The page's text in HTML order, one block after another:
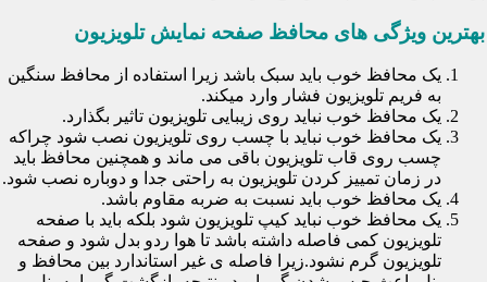
بهترین ویژگی های محافظ صفحه نمایش تلویزیون
یک محافظ خوب باید سبک باشد زیرا استفاده از محافظ سنگین
به فریم تلویزیون فشار وارد میکند.
یک محافظ خوب نباید روی زیبایی تلویزیون تاثیر بگذارد.
یک محافظ خوب نباید با چسب روی تلویزیون نصب شود چراکه
چسب روی قاب تلویزیون باقی می ماند و همچنین محافظ باید
در زمان تمییز کردن تلویزیون به راحتی جدا و دوباره نصب شود.
یک محافظ خوب باید نسبت به ضربه مقاوم باشد.
یک محافظ خوب نباید کیپ تلویزیون شود بلکه باید با صفحه
تلویزیون کمی فاصله داشته باشد تا هوا ردو بدل شود و صفحه
تلویزیون گرم نشود.زیرا فاصله ی غیر استاندارد بین محافظ و